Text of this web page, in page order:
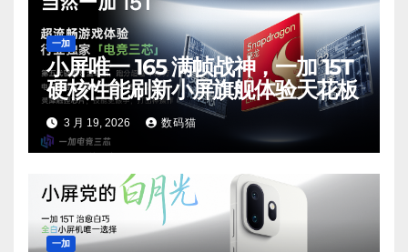
一加
小屏唯一 165 满帧战神，一加 15T
硬核性能刷新小屏旗舰体验天花板
3 月 19, 2026 数码猫
一加